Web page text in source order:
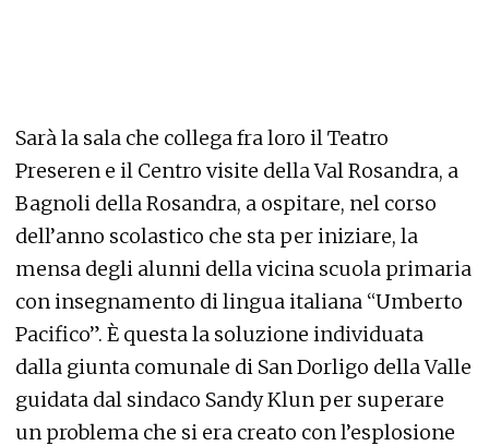
Sarà la sala che collega fra loro il Teatro
Preseren e il Centro visite della Val Rosandra, a
Bagnoli della Rosandra, a ospitare, nel corso
dell’anno scolastico che sta per iniziare, la
mensa degli alunni della vicina scuola primaria
con insegnamento di lingua italiana “Umberto
Pacifico”. È questa la soluzione individuata
dalla giunta comunale di San Dorligo della Valle
guidata dal sindaco Sandy Klun per superare
un problema che si era creato con l’esplosione